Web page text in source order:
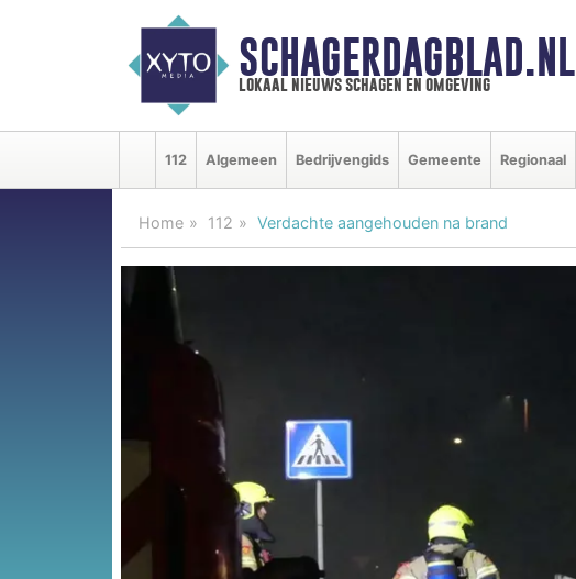
SCHAGERDAGBLAD.NL
lokaal nieuws schagen en omgeving
112 Algemeen Bedrijvengids Gemeente Regionaal
Home 112 Verdachte aangehouden na brand